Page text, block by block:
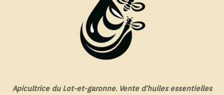
Apicultrice du Lot-et-garonne. Vente d'huiles essentielles